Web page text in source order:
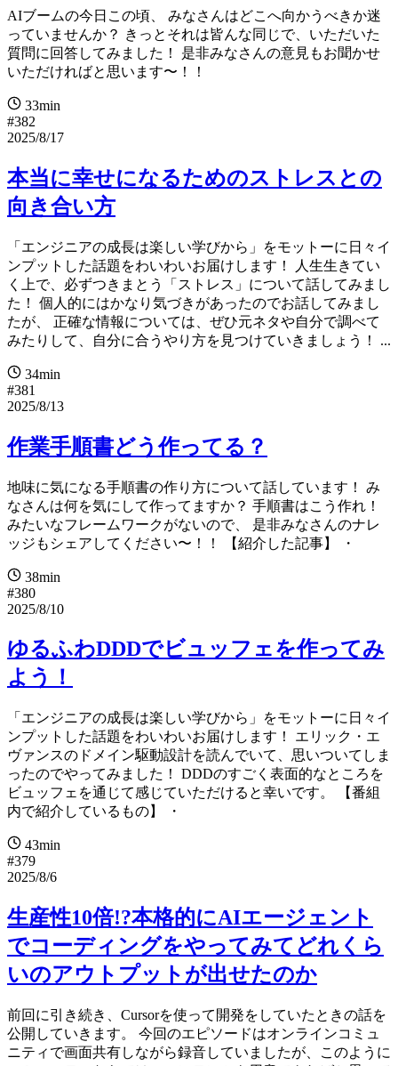
AIブームの今日この頃、 みなさんはどこへ向かうべきか迷
っていませんか？ きっとそれは皆んな同じで、いただいた
質問に回答してみました！ 是非みなさんの意見もお聞かせ
いただければと思います〜！！
33min
#382
2025/8/17
本当に幸せになるためのストレスとの
向き合い方
「エンジニアの成長は楽しい学びから」をモットーに日々イ
ンプットした話題をわいわいお届けします！ 人生生きてい
く上で、必ずつきまとう「ストレス」について話してみまし
た！ 個人的にはかなり気づきがあったのでお話してみまし
たが、 正確な情報については、ぜひ元ネタや自分で調べて
みたりして、自分に合うやり方を見つけていきましょう！ ...
34min
#381
2025/8/13
作業手順書どう作ってる？
地味に気になる手順書の作り方について話しています！ み
なさんは何を気にして作ってますか？ 手順書はこう作れ！
みたいなフレームワークがないので、 是非みなさんのナレ
ッジもシェアしてください〜！！ 【紹介した記事】 ・
38min
#380
2025/8/10
ゆるふわDDDでビュッフェを作ってみ
よう！
「エンジニアの成長は楽しい学びから」をモットーに日々イ
ンプットした話題をわいわいお届けします！ エリック・エ
ヴァンスのドメイン駆動設計を読んでいて、思いついてしま
ったのでやってみました！ DDDのすごく表面的なところを
ビュッフェを通じて感じていただけると幸いです。 【番組
内で紹介しているもの】 ・
43min
#379
2025/8/6
生産性10倍!?本格的にAIエージェント
でコーディングをやってみてどれくら
いのアウトプットが出せたのか
前回に引き続き、Cursorを使って開発をしていたときの話を
公開していきます。 今回のエピソードはオンラインコミュ
ニティで画面共有しながら録音していましたが、このように